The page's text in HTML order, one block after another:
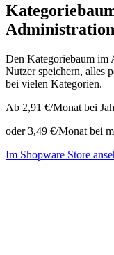
Administration
Den Kategoriebaum im
Nutzer speichern, alles
bei vielen Kategorien.
Ab 2,91 €/Monat bei
oder 3,49 €/Monat bei
Im Shopware Store